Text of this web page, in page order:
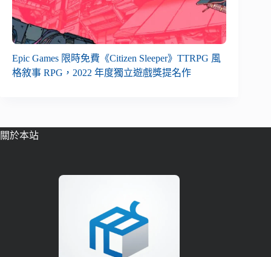
Epic Games 限時免費《Citizen Sleeper》TTRPG 風
格敘事 RPG，2022 年度獨立遊戲獎提名作
關於本站